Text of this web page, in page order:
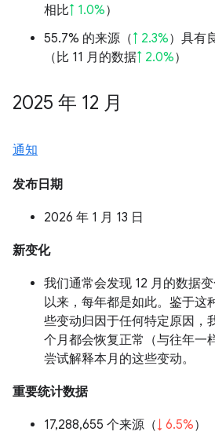
相比↑ 1.0%）
55.7% 的来源（↑ 2.3%）具有
（比 11 月的数据↑ 2.0%）
2025 年 12 月
通知
发布日期
2026 年 1 月 13 日
新变化
我们通常会发现 12 月的数据
以来，每年都是如此。鉴于这
些变动归因于任何特定原因，
个月都会恢复正常（与往年一
尝试解释本月的这些变动。
重要统计数据
17,288,655 个来源（↓ 6.5%）